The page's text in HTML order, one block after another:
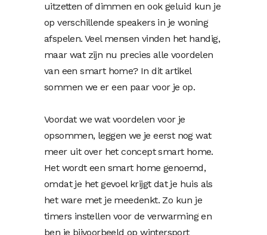
uitzetten of dimmen en ook geluid kun je
op verschillende speakers in je woning
afspelen. Veel mensen vinden het handig,
maar wat zijn nu precies alle voordelen
van een smart home? In dit artikel
sommen we er een paar voor je op.
Voordat we wat voordelen voor je
opsommen, leggen we je eerst nog wat
meer uit over het concept smart home.
Het wordt een smart home genoemd,
omdat je het gevoel krijgt dat je huis als
het ware met je meedenkt. Zo kun je
timers instellen voor de verwarming en
ben je bijvoorbeeld op wintersport